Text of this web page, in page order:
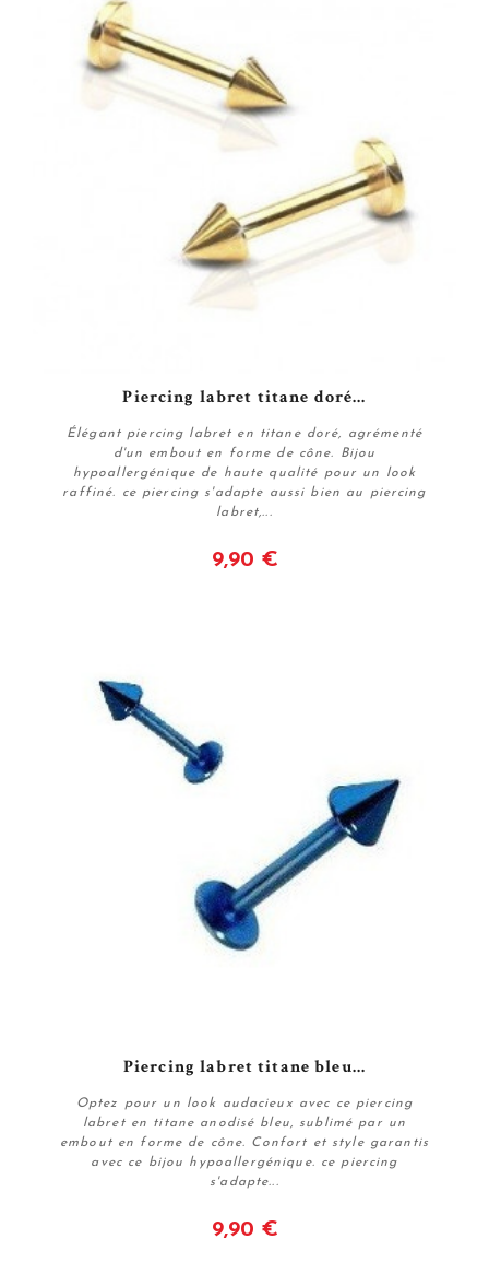
Piercing labret titane doré...
Élégant piercing labret en titane doré, agrémenté
d'un embout en forme de cône. Bijou
hypoallergénique de haute qualité pour un look
raffiné. ce piercing s'adapte aussi bien au piercing
labret,...
9,90 €
Piercing labret titane bleu...
Optez pour un look audacieux avec ce piercing
labret en titane anodisé bleu, sublimé par un
embout en forme de cône. Confort et style garantis
avec ce bijou hypoallergénique. ce piercing
s'adapte...
9,90 €